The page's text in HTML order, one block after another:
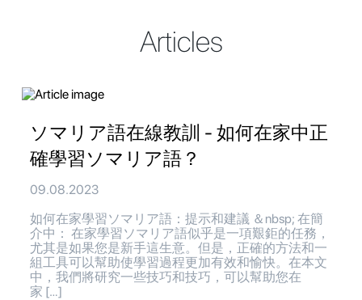
Articles
ソマリア語在線教訓 - 如何在家中正
確學習ソマリア語？
09.08.2023
如何在家學習ソマリア語：提示和建議 ＆nbsp; 在簡
介中： 在家學習ソマリア語似乎是一項艱鉅的任務，
尤其是如果您是新手這生意。但是，正確的方法和一
組工具可以幫助使學習過程更加有效和愉快。在本文
中，我們將研究一些技巧和技巧，可以幫助您在
家 […]